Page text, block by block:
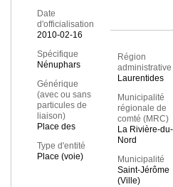
Date
d'officialisation
2010-02-16
Spécifique
Nénuphars
Générique
(avec ou sans
particules de
liaison)
Place des
Type d'entité
Place (voie)
Région
administrative
Laurentides
Municipalité
régionale de
comté (MRC)
La Rivière-du-
Nord
Municipalité
Saint-Jérôme
(Ville)